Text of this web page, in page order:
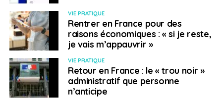
VIE PRATIQUE
Rentrer en France pour des
raisons économiques : « si je reste,
je vais m’appauvrir »
VIE PRATIQUE
Retour en France : le « trou noir »
administratif que personne
n’anticipe